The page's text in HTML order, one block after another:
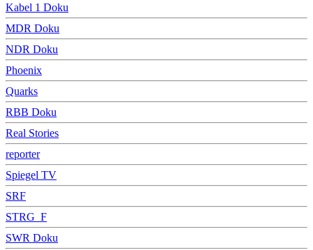
Kabel 1 Doku
MDR Doku
NDR Doku
Phoenix
Quarks
RBB Doku
Real Stories
reporter
Spiegel TV
SRF
STRG_F
SWR Doku